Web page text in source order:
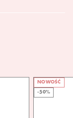
NOWOŚĆ
-50%